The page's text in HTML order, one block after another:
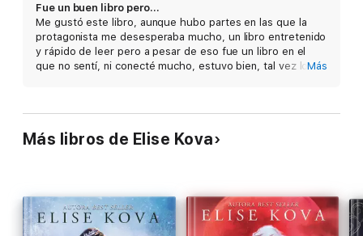
rebosante de magia salvaje, se ve obligada a ser la nueva reina
de un Rey Elfo frío pero tremendamente atractivo. Una vez allí,
aprende sobre un mundo agonizante que solo ella puede
salvar.
La tierra mágica de Midscape tira de una parte de su corazón,
romperá es una pasión que nunca quiso.
Inspirada en los relatos de Hades y Perséfone, así como en La
Bella y la Bestia, esta es una historia perfecta para los fans de
la fantasía romántica. Un libro imposible de soltar.
Fue un buen libro pero…
Me gustó este libro, aunque hubo partes en las que la
protagonista me desesperaba mucho, un libro entretenido
y rápido de leer pero a pesar de eso fue un libro en el
que no sentí, ni conecté mucho, estuvo bien, tal vez loMás
Más libros de Elise Kova